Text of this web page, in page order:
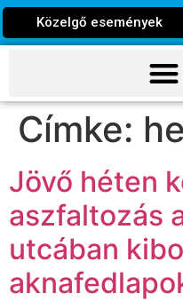
Közelgő események
Címke:
Jövő héten
aszfaltozás
utcában